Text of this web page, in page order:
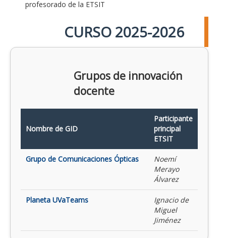
profesorado de la ETSIT
CURSO 2025-2026
Grupos de innovación
docente
Nombre de GID
Participante
principal
ETSIT
Grupo de Comunicaciones Ópticas
Noemí
Merayo
Álvarez
Planeta UVaTeams
Ignacio de
Miguel
Jiménez